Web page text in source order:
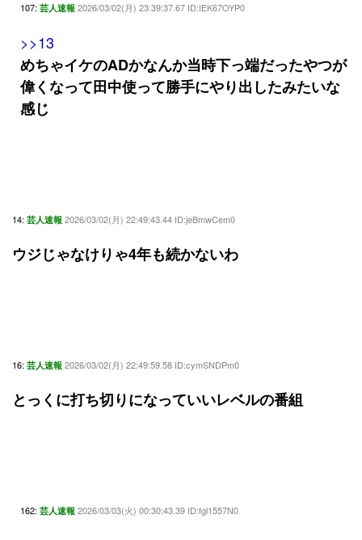
107: 芸人速報 2026/03/02(月) 23:39:37.67 ID:IEK67OYP0
>>13
めちゃイケのADかなんか当時下っ端だったやつが
偉くなって田中使って勝手にやり出したみたいな
感じ
14: 芸人速報 2026/03/02(月) 22:49:43.44 ID:jeBmwCem0
ウジじゃなけりゃ4年も続かないわ
16: 芸人速報 2026/03/02(月) 22:49:59.58 ID:cymSNDPm0
とっくに打ち切りになっていいレベルの番組
162: 芸人速報 2026/03/03(火) 00:30:43.39 ID:fgl1557N0